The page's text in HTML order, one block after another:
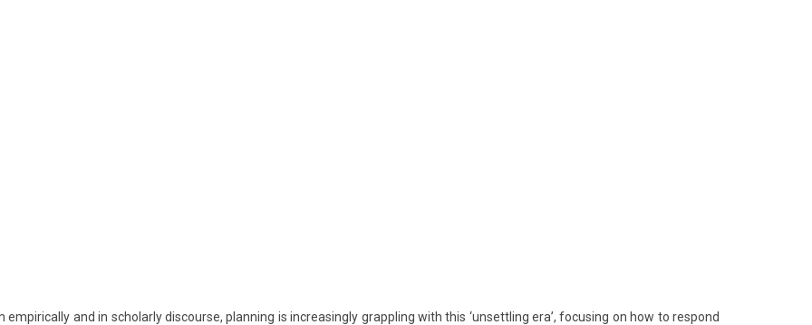
and in scholarly discourse, planning is increasingly grappling with this ‘unsettling era’, focusing on how to respond